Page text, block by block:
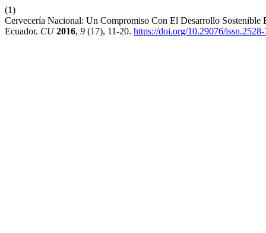
(1)
Cervecería Nacional: Un Compromiso Con El Desarrollo
Ecuador. CU 2016, 9 (17), 11-20. https://doi.org/10.29076/